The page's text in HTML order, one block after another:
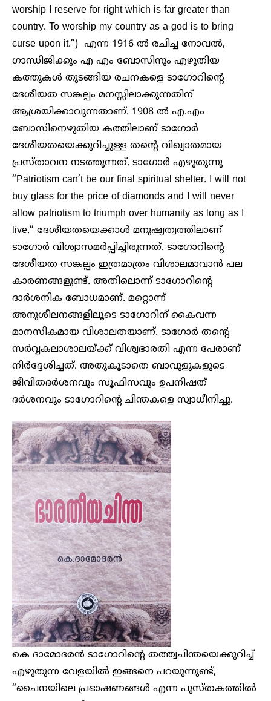
worship I reserve for right which is far greater than
country. To worship my country as a god is to bring
curse upon it.”) എന്ന 1916 ല്‍ രചിച്ച നോവല്‍,
ഗാന്ധിജിക്കും എ എം ബോസിനും എഴുതിയ
കത്തുകള്‍ തുടങ്ങിയ രചനകളെ ടാഗോറിന്റെ
ദേശീയത സങ്കല്പം മനസ്സിലാക്കുന്നതിന്
ആശ്രയിക്കാവുന്നതാണ്. 1908 ല്‍ എ.എം
ബോസിനെഴുതിയ കത്തിലാണ് ടാഗോര്‍
ദേശീയതയെക്കുറിച്ചുള്ള തന്റെ വിഖ്യാതമായ
പ്രസ്താവന നടത്തുന്നത്. ടാഗോര്‍ എഴുതുന്നു
“Patriotism can’t be our final spiritual shelter. I will not
buy glass for the price of diamonds and I will never
allow patriotism to triumph over humanity as long as I
live.” ദേശീയതയെക്കാള്‍ മനുഷ്യത്വത്തിലാണ്
ടാഗോര്‍ വിശ്വാസമര്‍പ്പിച്ചിരുന്നത്. ടാഗോറിന്റെ
ദേശീയത സങ്കല്പം ഇത്രമാത്രം വിശാലമാവാന്‍ പല
കാരണങ്ങളുണ്ട്. അതിലൊന്ന് ടാഗോറിന്റെ
ദാര്‍ശനിക ബോധമാണ്. മറ്റൊന്ന്
അനുശീലനങ്ങളിലൂടെ ടാഗോറിന് കൈവന്ന
മാനസികമായ വിശാലതയാണ്. ടാഗോര്‍ തന്റെ
സര്‍വ്വകലാശാലയ്ക്ക് വിശ്വഭാരതി എന്ന പേരാണ്
നിര്‍ദ്ദേശിച്ചത്. അതുകൂടാതെ ബാവുളുകളുടെ
ജീവിതദര്‍ശനവും സൂഫിസവും ഉപനിഷത്
ദര്‍ശനവും ടാഗോറിന്റെ ചിന്തകളെ സ്വാധീനിച്ചു.
കെ ദാമോദരന്‍ ടാഗോറിന്റെ തത്ത്വചിന്തയെക്കുറിച്ച്
എഴുതുന്ന വേളയില്‍ ഇങ്ങനെ പറയുന്നുണ്ട്,
“ചൈനയിലെ പ്രഭാഷണങ്ങൾ എന്ന പുസ്തകത്തിൽ